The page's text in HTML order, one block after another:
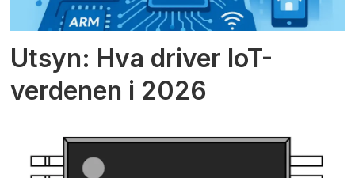
Utsyn: Hva driver IoT-
verdenen i 2026